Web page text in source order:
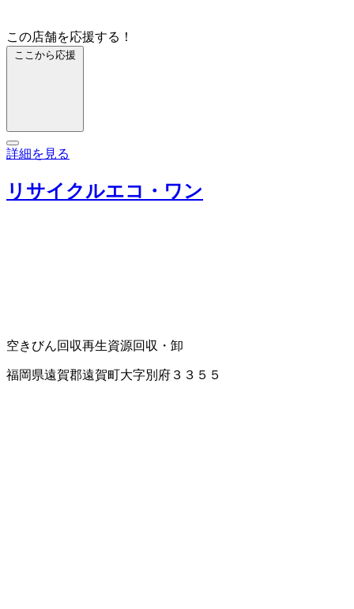
この店舗を応援する！
ここから応援
詳細を見る
リサイクルエコ・ワン
空きびん回収再生資源回収・卸
福岡県遠賀郡遠賀町大字別府３３５５